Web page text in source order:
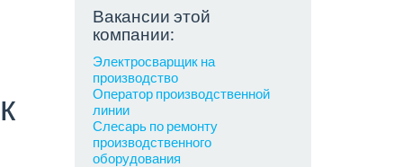
Вакансии этой
компании:
Электросварщик на
производство
Оператор производственной
линии
Слесарь по ремонту
производственного
оборудования